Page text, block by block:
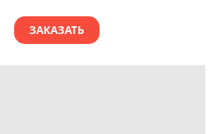
ЗАКАЗАТЬ